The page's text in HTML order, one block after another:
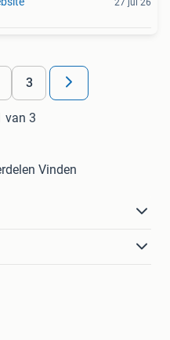
27 jul 26
3
van 3
Vinden